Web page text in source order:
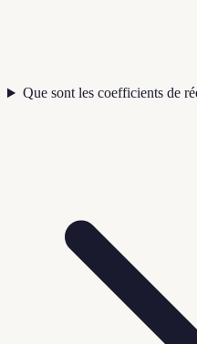
Que sont les coefficients de